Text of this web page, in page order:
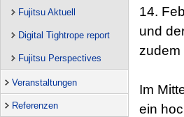
Fujitsu Aktuell
Digital Tightrope report
Fujitsu Perspectives
Veranstaltungen
Referenzen
14.
und
zudem
Im
ein